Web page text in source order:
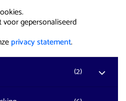
gepersonaliseerd
privacy statement.
(2)